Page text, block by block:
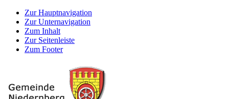
Zur Hauptnavigation
Zur Unternavigation
Zum Inhalt
Zur Seitenleiste
Zum Footer